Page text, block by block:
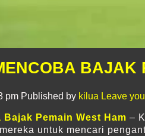
BAJAK
pm Published by kilua Leave
Bajak Pemain West Ham –
untuk mencari